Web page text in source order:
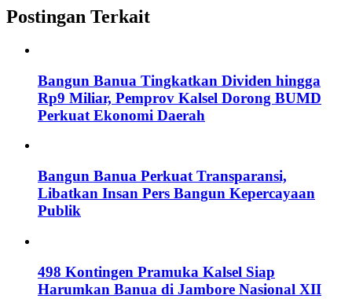
Postingan Terkait
Bangun Banua Tingkatkan Dividen hingga
Rp9 Miliar, Pemprov Kalsel Dorong BUMD
Perkuat Ekonomi Daerah
Bangun Banua Perkuat Transparansi,
Libatkan Insan Pers Bangun Kepercayaan
Publik
498 Kontingen Pramuka Kalsel Siap
Harumkan Banua di Jambore Nasional XII